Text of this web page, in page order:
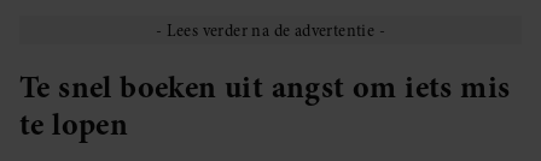
Te snel boeken uit angst om iets mis
te lopen